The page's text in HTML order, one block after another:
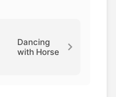
Dancing
with Horse